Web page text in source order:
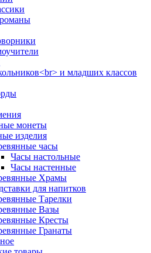
и младших классов
монеты
изделия
часы
Часы настольные
Часы настенные
Храмы
для напитков
Тарелки
Вазы
Кресты
Гранаты